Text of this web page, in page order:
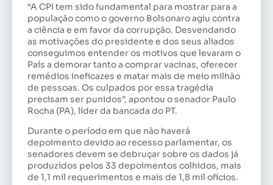
“A CPI tem sido fundamental para mostrar para a
população como o governo Bolsonaro agiu contra
a ciência e em favor da corrupção. Desvendando
as motivações do presidente e dos seus aliados
conseguimos entender os motivos que levaram o
País a demorar tanto a comprar vacinas, oferecer
remédios ineficazes e matar mais de meio milhão
de pessoas. Os culpados por essa tragédia
precisam ser punidos”, apontou o senador Paulo
Rocha (PA), líder da bancada do PT.
Durante o período em que não haverá
depoimento devido ao recesso parlamentar, os
senadores devem se debruçar sobre os dados já
produzidos pelos 33 depoimentos colhidos, mais
de 1,1 mil requerimentos e mais de 1,8 mil ofícios.